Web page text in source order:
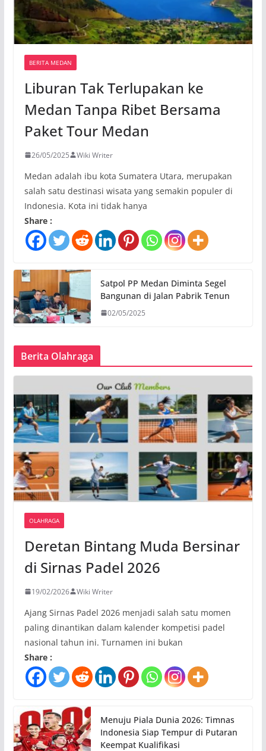
BERITA MEDAN
Liburan Tak Terlupakan ke
Medan Tanpa Ribet Bersama
Paket Tour Medan
26/05/2025 Wiki Writer
Medan adalah ibu kota Sumatera Utara, merupakan
salah satu destinasi wisata yang semakin populer di
Indonesia. Kota ini tidak hanya
Share :
Satpol PP Medan Diminta Segel
Bangunan di Jalan Pabrik Tenun
02/05/2025
Berita Olahraga
OLAHRAGA
Deretan Bintang Muda Bersinar
di Sirnas Padel 2026
19/02/2026 Wiki Writer
Ajang Sirnas Padel 2026 menjadi salah satu momen
paling dinantikan dalam kalender kompetisi padel
nasional tahun ini. Turnamen ini bukan
Share :
Menuju Piala Dunia 2026: Timnas
Indonesia Siap Tempur di Putaran
Keempat Kualifikasi